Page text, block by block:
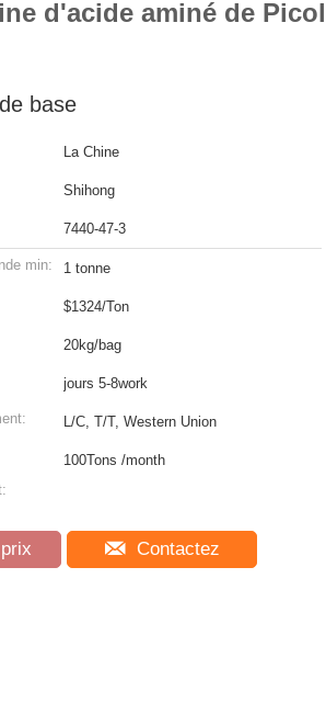
d'acide aminé de
base
La Chine
Shihong
7440-47-3
min: 1 tonne
$1324/Ton
20kg/bag
jours 5-8work
L/C, T/T, Western Union
100Tons /month
Contactez